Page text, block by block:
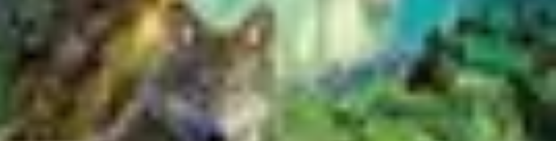
Destinations Guides de Voyage